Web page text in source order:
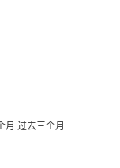
月 过去三个月